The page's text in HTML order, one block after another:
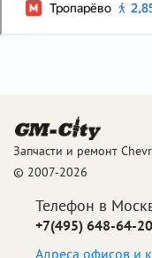
Запчасти и ремонт
© 2007-2026
Телефон в
+7(495) 648-64-20
Адреса офисов и